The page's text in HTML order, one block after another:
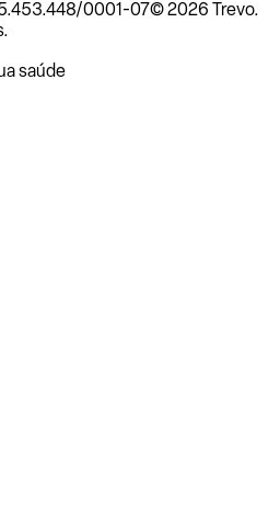
0001-07© 2026 Trevo.
saúde